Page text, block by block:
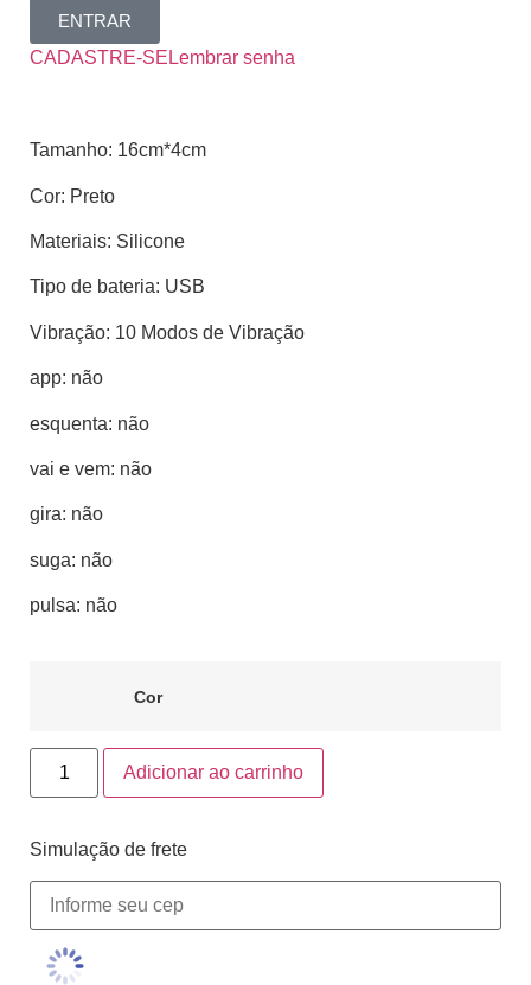
ENTRAR
CADASTRE-SE Lembrar senha
Tamanho: 16cm*4cm
Cor: Preto
Materiais: Silicone
Tipo de bateria: USB
Vibração: 10 Modos de Vibração
app: não
esquenta: não
vai e vem: não
gira: não
suga: não
pulsa: não
Cor
Adicionar ao carrinho
Simulação de frete